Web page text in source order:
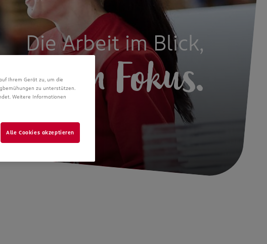
Die Arbeit im Blick,
im Fokus.
Ihrem Gerät zu, um die
zu unterstützen.
Weitere Informationen
Alle Cookies akzeptieren